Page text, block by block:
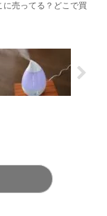
に売ってる？どこで買